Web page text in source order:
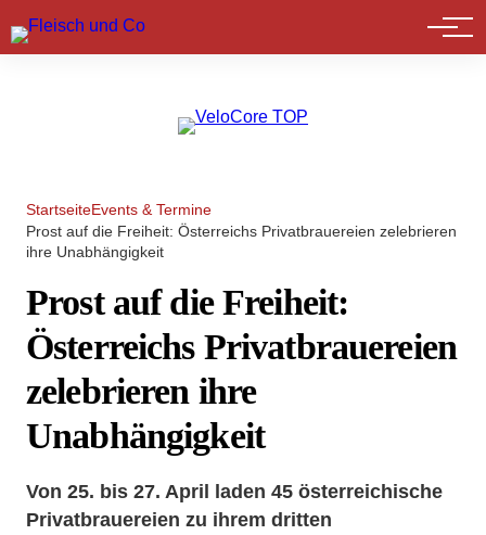
Marktführer
StartseiteEvents & Termine
Prost auf die Freiheit: Österreichs Privatbrauereien zelebrieren
ihre Unabhängigkeit
Prost auf die Freiheit:
Österreichs Privatbrauereien
zelebrieren ihre
Unabhängigkeit
Von 25. bis 27. April laden 45 österreichische
Privatbrauereien zu ihrem dritten